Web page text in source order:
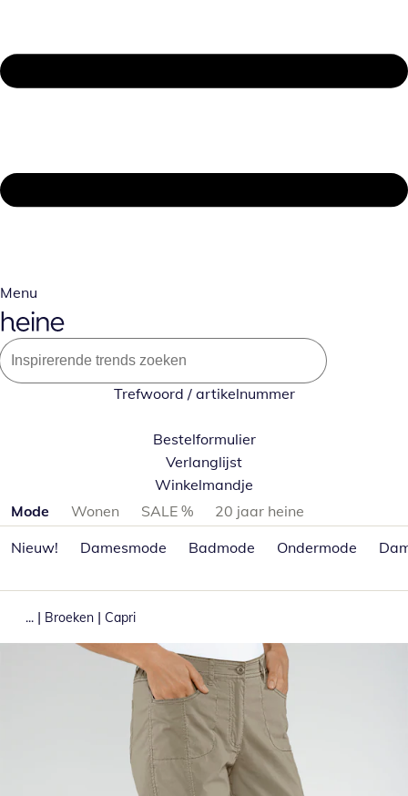
Menu
Trefwoord / artikelnummer
Bestelformulier
Verlanglijst
Winkelmandje
Productcategorieën overslaan
Mode Wonen SALE %
20 jaar heine
Nieuw!
Damesmode Badmode Ondermode
... | Broeken | Capri